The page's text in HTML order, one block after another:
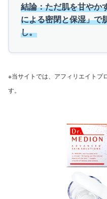
結論：ただ肌を甘やか
による密閉と保湿」で
し。
※当サイトでは、アフィリエイトプ
す。